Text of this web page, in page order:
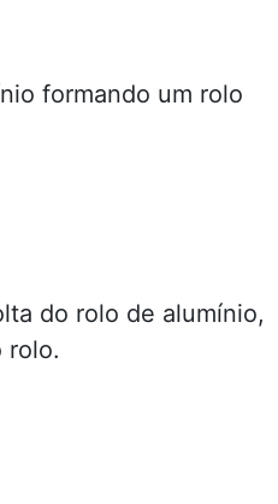
formando um rolo
do rolo de alumínio,
rolo.